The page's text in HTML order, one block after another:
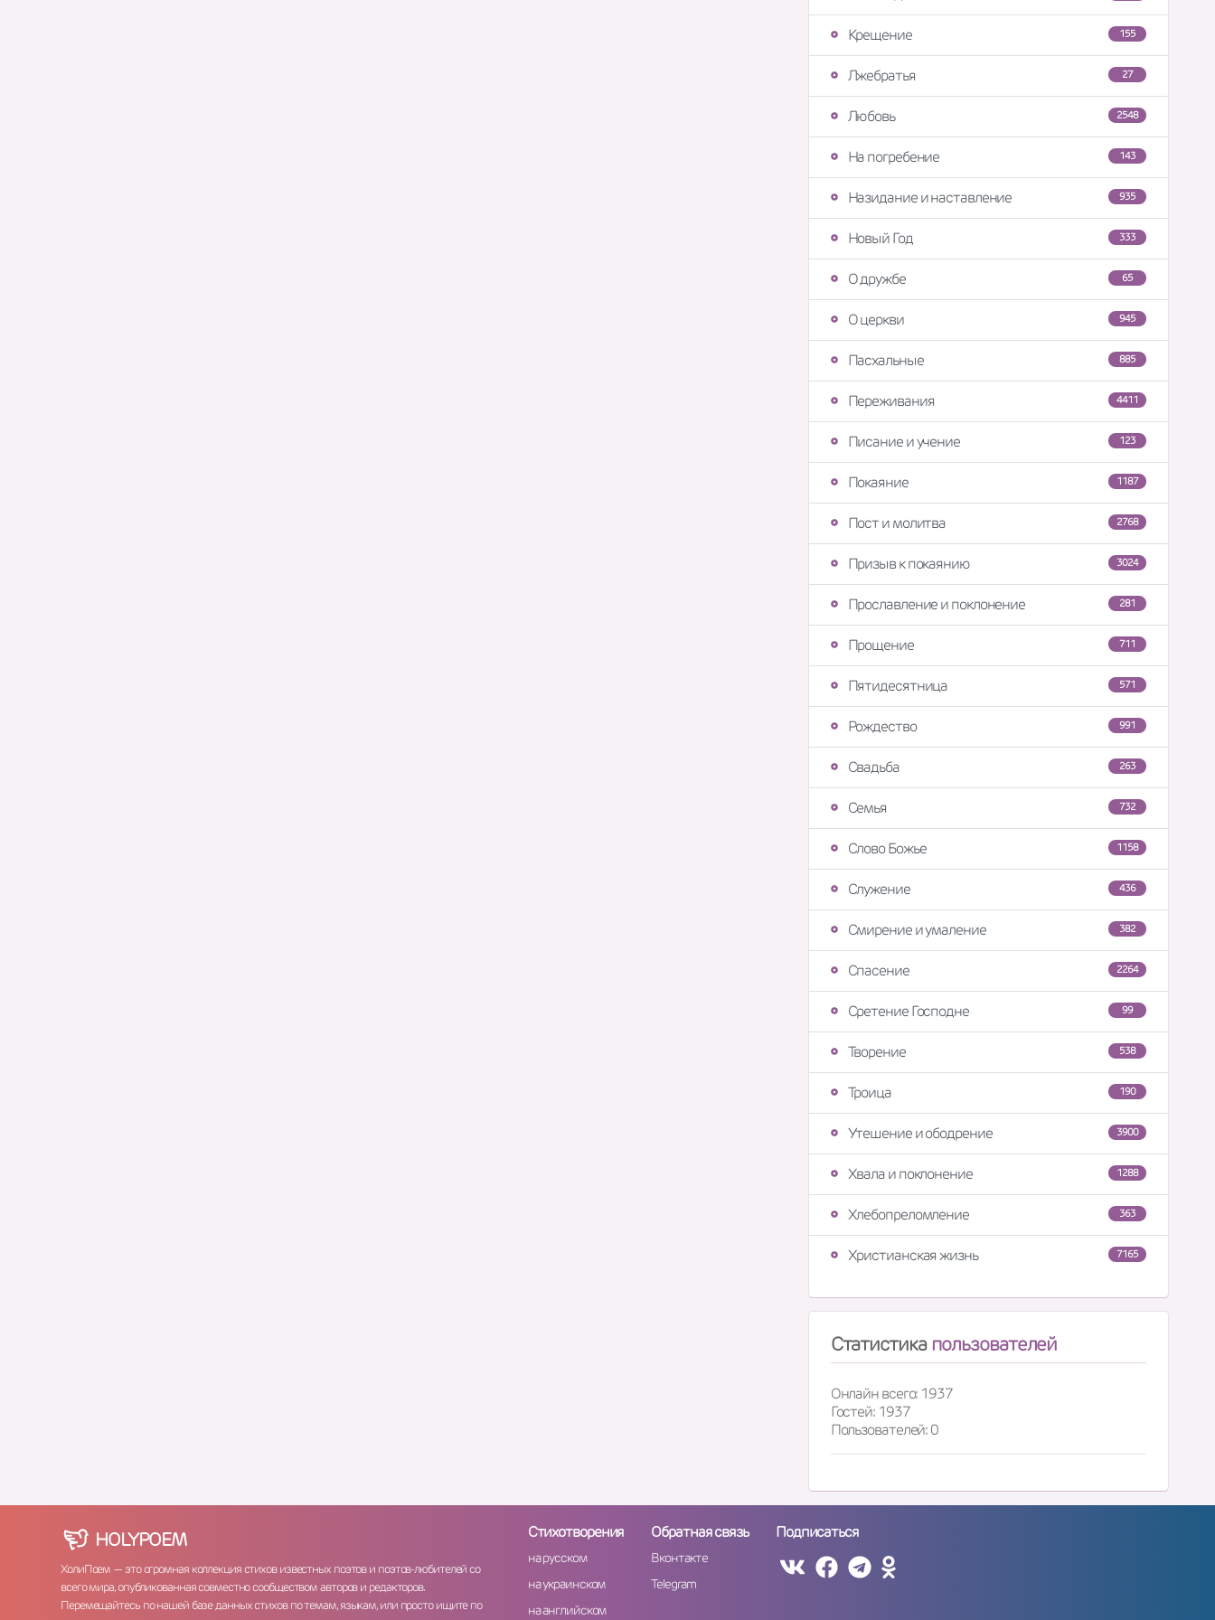
155
Крещение
27
Лжебратья
2548
Любовь
143
На погребение
935
Назидание и наставление
333
Новый Год
65
О дружбе
945
О церкви
885
Пасхальные
4411
Переживания
123
Писание и учение
1187
Покаяние
2768
Пост и молитва
3024
Призыв к покаянию
281
Прославление и поклонение
711
Прощение
571
Пятидесятница
991
Рождество
263
Свадьба
732
Семья
1158
Слово Божье
436
Служение
382
Смирение и умаление
2264
Спасение
99
Сретение Господне
538
Творение
190
Троица
3900
Утешение и ободрение
1288
Хвала и поклонение
363
Хлебопреломление
7165
Христианская жизнь
Статистика пользователей
Онлайн всего: 1937
Гостей: 1937
Пользователей: 0
HOLYPOEM
ХолиПоем — это огромная коллекция стихов известных поэтов и поэтов-любителей со
всего мира, опубликованная совместно сообществом авторов и редакторов.
Перемещайтесь по нашей базе данных стихов по темам, языкам, или просто ищите по
Стихотворения
на русском
на украинском
на английском
Обратная связь
Вконтакте
Telegram
Подписаться